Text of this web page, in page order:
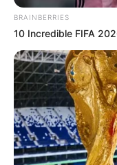
HOME
BRAINBERRIES
10 Incredible FIFA